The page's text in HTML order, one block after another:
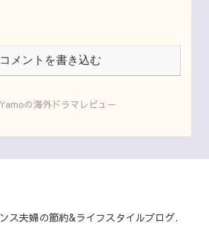
コメントを書き込む
Yamoの海外ドラマレビュー
ス夫婦の節約&ライフスタイルブログ.